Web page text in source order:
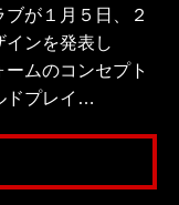
が１月５日、２
インを発表し
ムのコンセプト
ドプレイ…